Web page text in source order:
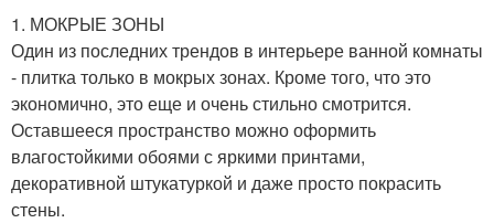
1. МОКРЫЕ ЗОНЫ
Один из последних трендов в интерьере ванной комнаты
- плитка только в мокрых зонах. Кроме того, что это
экономично, это еще и очень стильно смотрится.
Оставшееся пространство можно оформить
влагостойкими обоями с яркими принтами,
декоративной штукатуркой и даже просто покрасить
стены.